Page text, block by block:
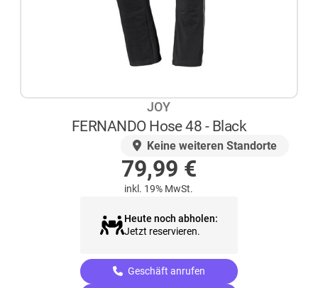
JOY
FERNANDO Hose 48 - Black
Keine weiteren Standorte
79,99 €
inkl. 19% MwSt.
Heute noch abholen:
Jetzt reservieren.
Geschäft anrufen